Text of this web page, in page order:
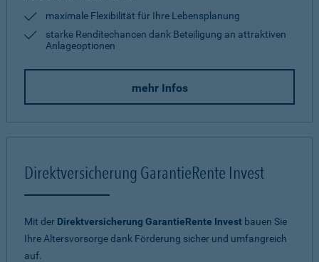
maximale Flexibilität für Ihre Lebensplanung
starke Renditechancen dank Beteiligung an attraktiven
Anlageoptionen
mehr Infos
Direktversicherung GarantieRente Invest
Mit der Direktversicherung GarantieRente Invest bauen Sie
Ihre Altersvorsorge dank Förderung sicher und umfangreich
auf.